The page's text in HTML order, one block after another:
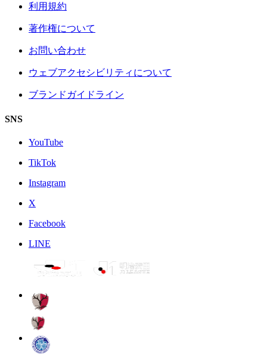
利用規約
著作権について
お問い合わせ
ウェブアクセシビリティについて
ブランドガイドライン
SNS
YouTube
TikTok
Instagram
X
Facebook
LINE